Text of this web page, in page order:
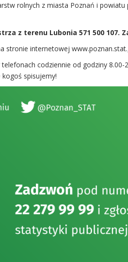
rolnych z miasta Poznań i
z terenu Lubonia 571 500 107.
stronie internetowej
codziennie od godziny
spisujemy!